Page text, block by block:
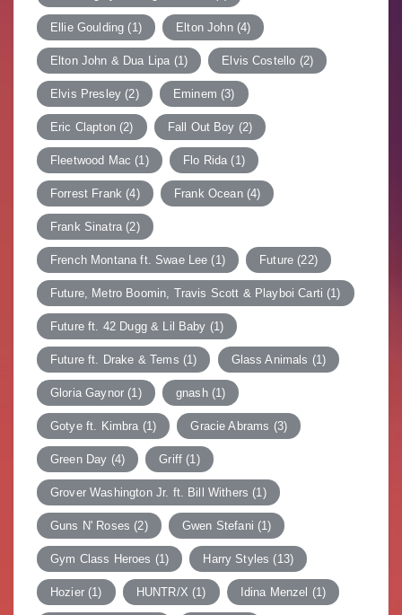
Ellie Goulding (1) Elton John(4)
Elton John & Dua Lipa (1) Elvis Costello (2)
Elvis Presley (2) Eminem (3)
Eric Clapton(2) Fall Out Boy (2)
Fleetwood Mac (1) Flo Rida (1)
Forrest Frank (4) Frank Ocean(4)
Frank Sinatra (2)
French Montana ft. Swae Lee (1) Future (22)
Future, Metro Boomin, Travis Scott & Playboi Carti (1)
Future ft. 42 Dugg & Lil Baby (1)
Future ft. Drake & Tems (1) Glass Animals (1)
Gloria Gaynor (1) gnash(1)
Gotye ft. Kimbra (1) Gracie Abrams (3)
Green Day (4) Griff (1)
Grover Washington Jr. ft. Bill Withers (1)
Guns N' Roses (2) Gwen Stefani (1)
Gym Class Heroes (1) Harry Styles (13)
Hozier(1) HUNTR/X (1) Idina Menzel (1)